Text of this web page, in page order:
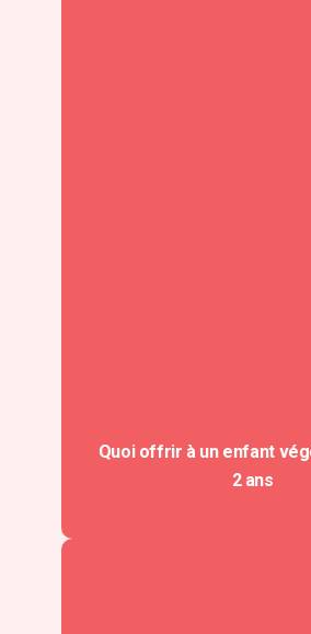
Quoi offrir à un enfant
2 ans